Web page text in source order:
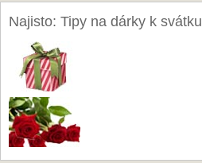
Najisto: Tipy na dárky k svátku